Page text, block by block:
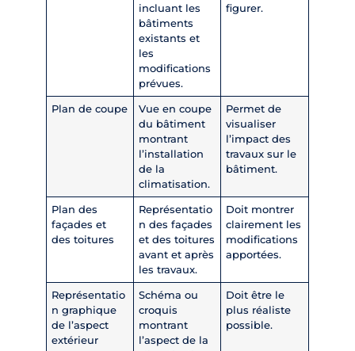
incluant les
bâtiments
existants et
les
modifications
prévues.
figurer.
Plan de coupe
Vue en coupe
du bâtiment
montrant
l’installation
de la
climatisation.
Permet de
visualiser
l’impact des
travaux sur le
bâtiment.
Plan des
façades et
des toitures
Représentatio
n des façades
et des toitures
avant et après
les travaux.
Doit montrer
clairement les
modifications
apportées.
Représentatio
n graphique
de l’aspect
extérieur
Schéma ou
croquis
montrant
l’aspect de la
Doit être le
plus réaliste
possible.